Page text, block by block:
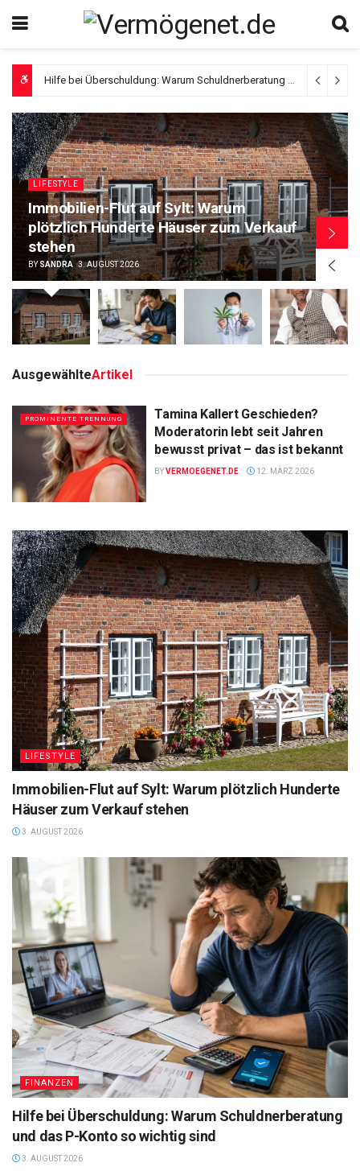
Verlässlichkeit statt Werbeversprechen, woran Patienten einen seriösen Anbieter für Cannabis auf Rezept erkennen
LIFESTYLE
Immobilien-Flut auf Sylt: Warum
plötzlich Hunderte Häuser zum Verkauf
stehen
BYSANDRA 3. AUGUST 2026
AusgewählteArtikel
PROMINENTE TRENNUNG
Tamina Kallert Geschieden?
Moderatorin lebt seit Jahren
bewusst privat – das ist bekannt
BYVERMOEGENET.DE 12. MÄRZ 2026
LIFESTYLE
Immobilien-Flut auf Sylt: Warum plötzlich Hunderte
Häuser zum Verkauf stehen
3. AUGUST 2026
FINANZEN
Hilfe bei Überschuldung: Warum Schuldnerberatung
und das P-Konto so wichtig sind
3. AUGUST 2026